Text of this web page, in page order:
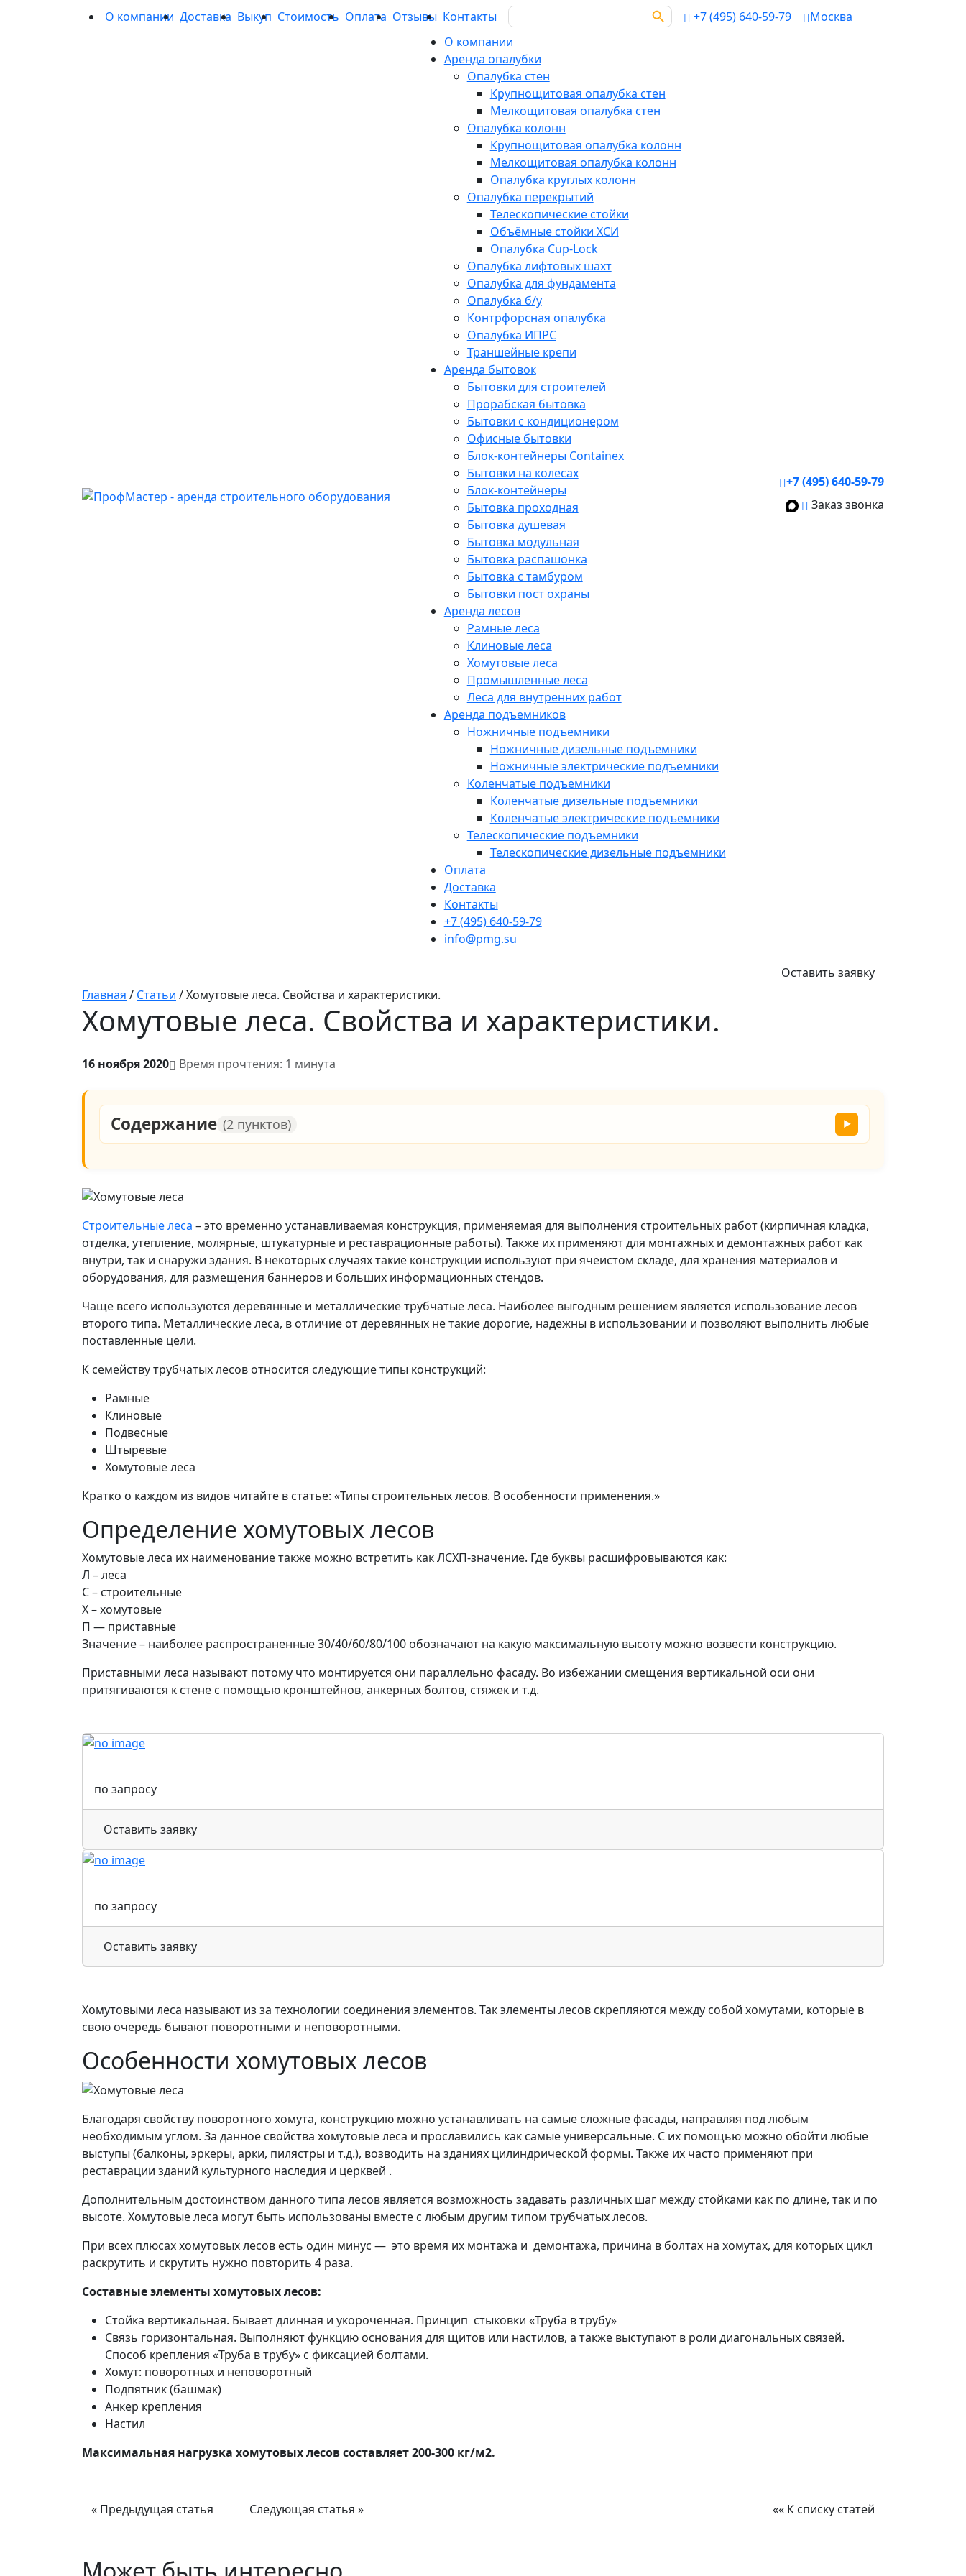
О компании Доставка Выкуп Стоимость Оплата Отзывы Контакты Search
for:
Search Button
+7 (495) 640-59-79
Москва
О компании
Аренда опалубки
Опалубка стен
Крупнощитовая опалубка стен
Мелкощитовая опалубка стен
Опалубка колонн
Крупнощитовая опалубка колонн
Мелкощитовая опалубка колонн
Опалубка круглых колонн
Опалубка перекрытий
Телескопические стойки
Объёмные стойки ХСИ
Опалубка Cup-Lock
Опалубка лифтовых шахт
Опалубка для фундамента
Опалубка б/у
Контрфорсная опалубка
Опалубка ИПРС
Траншейные крепи
Аренда бытовок
Бытовки для строителей
Прорабская бытовка
Бытовки с кондиционером
Офисные бытовки
Блок-контейнеры Containex
Бытовки на колесах
Блок-контейнеры
Бытовка проходная
Бытовка душевая
Бытовка модульная
Бытовка распашонка
Бытовка с тамбуром
Бытовки пост охраны
Аренда лесов
Рамные леса
Клиновые леса
Хомутовые леса
Промышленные леса
Леса для внутренних работ
Аренда подъемников
Ножничные подъемники
Ножничные дизельные подъемники
Ножничные электрические подъемники
Коленчатые подъемники
Коленчатые дизельные подъемники
Коленчатые электрические подъемники
Телескопические подъемники
Телескопические дизельные подъемники
Оплата
Доставка
Контакты
+7 (495) 640-59-79
info@pmg.su
+7 (495) 640-59-79
Заказ звонка
Оставить заявку
Главная / Статьи /Хомутовые леса. Свойства и характеристики.
Хомутовые леса. Свойства и характеристики.
16 ноября 2020 Время прочтения: 1 минута
Содержание (2 пунктов) ▶
Строительные леса – это временно устанавливаемая конструкция, применяемая для выполнения строительных работ (кирпичная кладка,
отделка, утепление, молярные, штукатурные и реставрационные работы). Также их применяют для монтажных и демонтажных работ как
внутри, так и снаружи здания. В некоторых случаях такие конструкции используют при ячеистом складе, для хранения материалов и
оборудования, для размещения баннеров и больших информационных стендов.
Чаще всего используются деревянные и металлические трубчатые леса. Наиболее выгодным решением является использование лесов
второго типа. Металлические леса, в отличие от деревянных не такие дорогие, надежны в использовании и позволяют выполнить любые
поставленные цели.
К семейству трубчатых лесов относится следующие типы конструкций:
Рамные
Клиновые
Подвесные
Штыревые
Хомутовые леса
Кратко о каждом из видов читайте в статье: «Типы строительных лесов. В особенности применения.»
Определение хомутовых лесов
Хомутовые леса их наименование также можно встретить как ЛСХП-значение. Где буквы расшифровываются как:
Л – леса
С – строительные
Х – хомутовые
П — приставные
Значение – наиболее распространенные 30/40/60/80/100 обозначают на какую максимальную высоту можно возвести конструкцию.
Приставными леса называют потому что монтируется они параллельно фасаду. Во избежании смещения вертикальной оси они
притягиваются к стене с помощью кронштейнов, анкерных болтов, стяжек и т.д.
по запросу
Оставить заявку
по запросу
Оставить заявку
Хомутовыми леса называют из за технологии соединения элементов. Так элементы лесов скрепляются между собой хомутами, которые в
свою очередь бывают поворотными и неповоротными.
Особенности хомутовых лесов
Благодаря свойству поворотного хомута, конструкцию можно устанавливать на самые сложные фасады, направляя под любым
необходимым углом. За данное свойства хомутовые леса и прославились как самые универсальные. С их помощью можно обойти любые
выступы (балконы, эркеры, арки, пилястры и т.д.), возводить на зданиях цилиндрической формы. Также их часто применяют при
реставрации зданий культурного наследия и церквей .
Дополнительным достоинством данного типа лесов является возможность задавать различных шаг между стойками как по длине, так и по
высоте. Хомутовые леса могут быть использованы вместе с любым другим типом трубчатых лесов.
При всех плюсах хомутовых лесов есть один минус — это время их монтажа и демонтажа, причина в болтах на хомутах, для которых цикл
раскрутить и скрутить нужно повторить 4 раза.
Составные элементы хомутовых лесов:
Стойка вертикальная. Бывает длинная и укороченная. Принцип стыковки «Труба в трубу»
Связь горизонтальная. Выполняют функцию основания для щитов или настилов, а также выступают в роли диагональных связей.
Способ крепления «Труба в трубу» с фиксацией болтами.
Хомут: поворотных и неповоротный
Подпятник (башмак)
Анкер крепления
Настил
Максимальная нагрузка хомутовых лесов составляет 200-300 кг/м2.
« Предыдущая статья Следующая статья » «« К списку статей